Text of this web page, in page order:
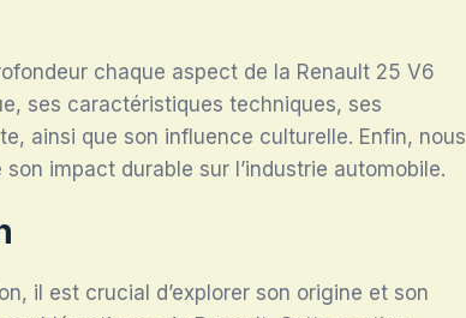
chaque aspect de la Renault 25 V6
ses caractéristiques techniques, ses
ainsi que son influence culturelle. Enfin, nous
impact durable sur l’industrie automobile.
il est crucial d’explorer son origine et son